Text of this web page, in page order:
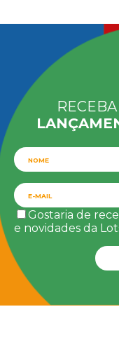
Gostaria de
e novidades da